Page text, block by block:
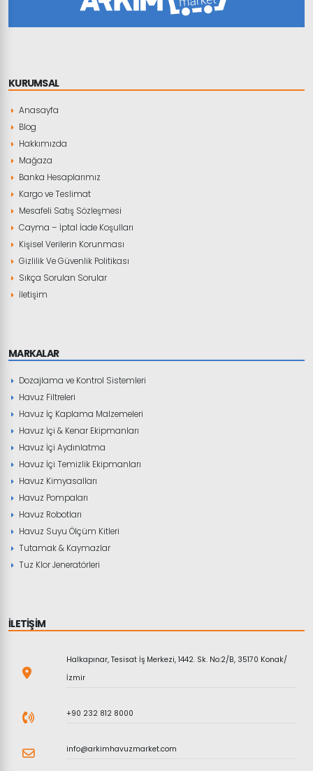
KURUMSAL
Anasayfa
Blog
Hakkımızda
Mağaza
Banka Hesaplarımız
Kargo ve Teslimat
Mesafeli Satış Sözleşmesi
Cayma – İptal İade Koşulları
Kişisel Verilerin Korunması
Gizlilik Ve Güvenlik Politikası
Sıkça Sorulan Sorular
İletişim
MARKALAR
Dozajlama ve Kontrol Sistemleri
Havuz Filtreleri
Havuz İç Kaplama Malzemeleri
Havuz İçi & Kenar Ekipmanları
Havuz İçi Aydınlatma
Havuz İçi Temizlik Ekipmanları
Havuz Kimyasalları
Havuz Pompaları
Havuz Robotları
Havuz Suyu Ölçüm Kitleri
Tutamak & Kaymazlar
Tuz Klor Jeneratörleri
İLETİŞİM
Halkapınar, Tesisat İş Merkezi, 1442. Sk. No:2/B, 35170 Konak/
İzmir
+90 232 812 8000
info@arkimhavuzmarket.com